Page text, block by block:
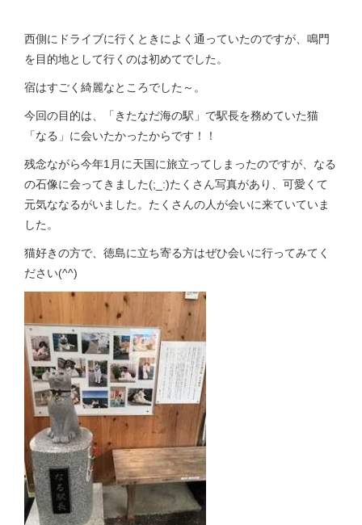
西側にドライブに行くときによく通っていたのですが、鳴門
を目的地として行くのは初めてでした。
宿はすごく綺麗なところでした～。
今回の目的は、「きたなだ海の駅」で駅長を務めていた猫
「なる」に会いたかったからです！！
残念ながら今年1月に天国に旅立ってしまったのですが、なる
の石像に会ってきました(;_:)たくさん写真があり、可愛くて
元気ななるがいました。たくさんの人が会いに来ていていま
した。
猫好きの方で、徳島に立ち寄る方はぜひ会いに行ってみてく
ださい(^^)